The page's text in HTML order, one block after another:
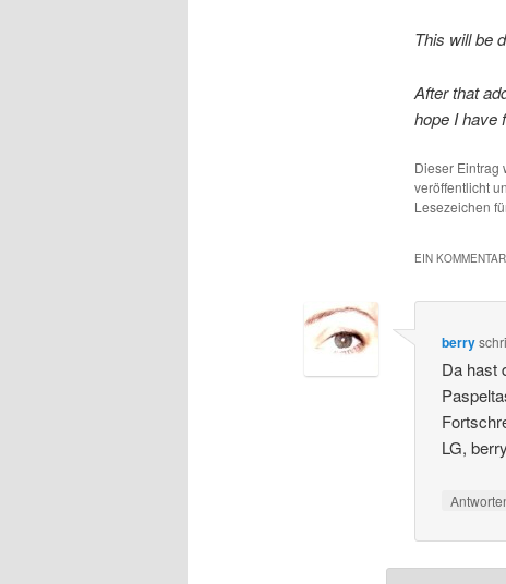
This will be
After that
hope I have
Dieser Eintrag
veröffentlicht
Lesezeichen
EIN KOMMENTAR
berry
Da hast
LG, berry